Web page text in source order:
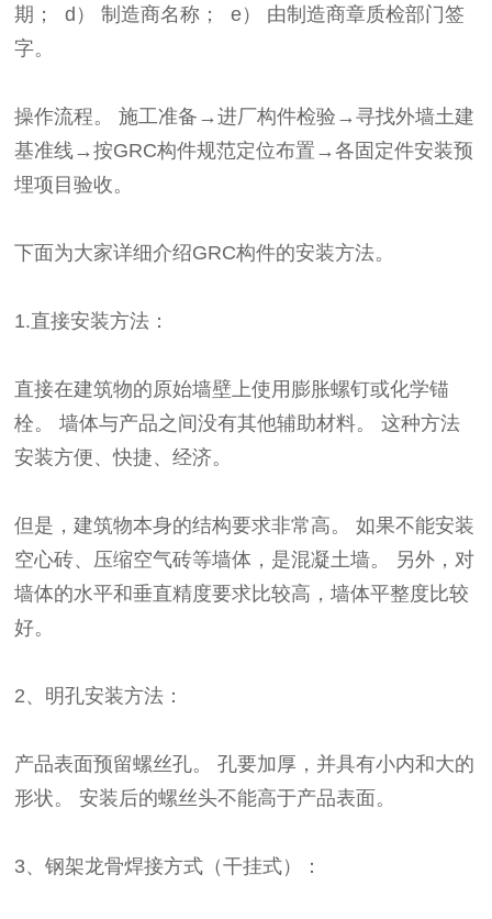
期； d） 制造商名称； e） 由制造商章质检部门签
字。
操作流程。 施工准备→进厂构件检验→寻找外墙土建
基准线→按GRC构件规范定位布置→各固定件安装预
埋项目验收。
下面为大家详细介绍GRC构件的安装方法。
1.直接安装方法：
直接在建筑物的原始墙壁上使用膨胀螺钉或化学锚
栓。 墙体与产品之间没有其他辅助材料。 这种方法
安装方便、快捷、经济。
但是，建筑物本身的结构要求非常高。 如果不能安装
空心砖、压缩空气砖等墙体，是混凝土墙。 另外，对
墙体的水平和垂直精度要求比较高，墙体平整度比较
好。
2、明孔安装方法：
产品表面预留螺丝孔。 孔要加厚，并具有小内和大的
形状。 安装后的螺丝头不能高于产品表面。
3、钢架龙骨焊接方式（干挂式）：